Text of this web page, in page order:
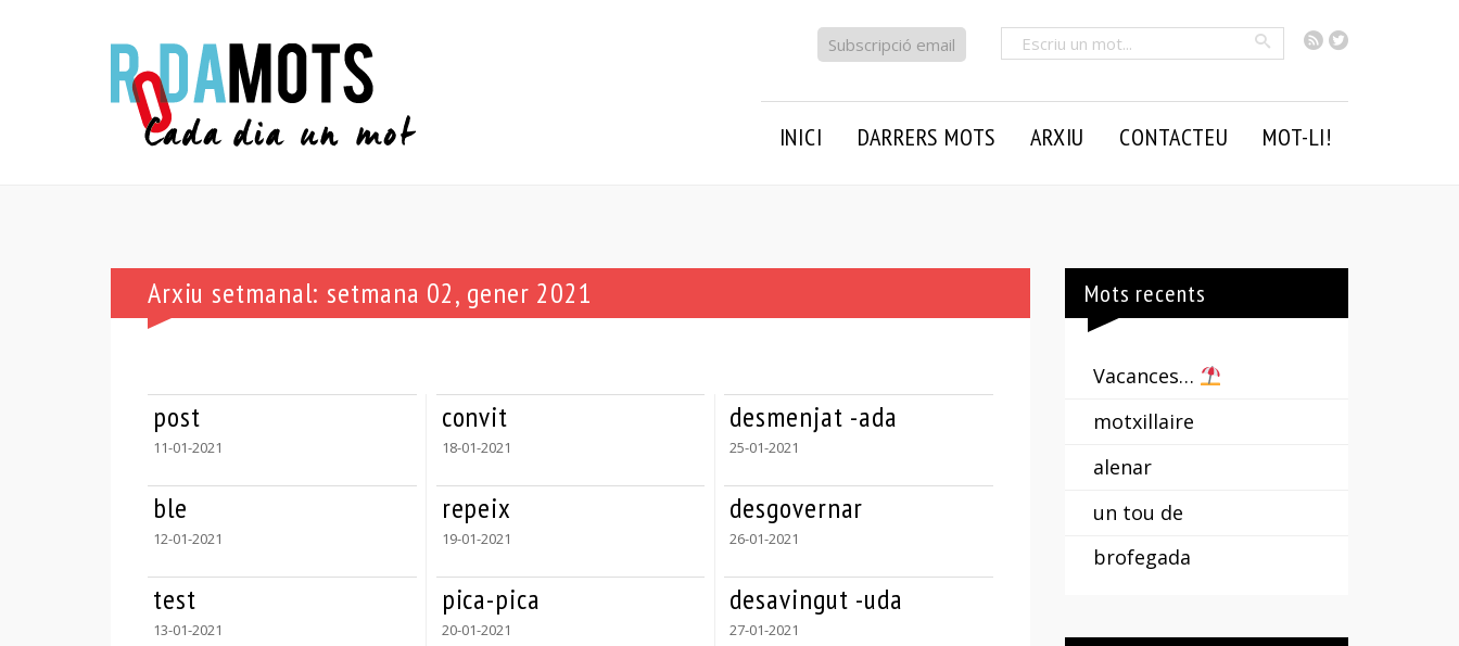
RSSTwitter
Cercar
Subscripció email
INICI DARRERS MOTS ARXIU CONTACTEU MOT-LI!
Arxiu setmanal: setmana 02, gener 2021
post
11-01-2021
ble
12-01-2021
test
13-01-2021
convit
18-01-2021
repeix
19-01-2021
pica-pica
20-01-2021
desmenjat -ada
25-01-2021
desgovernar
26-01-2021
desavingut -uda
27-01-2021
Mots recents
Vacances…
motxillaire
alenar
un tou de
brofegada